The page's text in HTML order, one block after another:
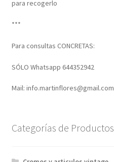
para recogerlo
***
Para consultas CONCRETAS:
SÓLO Whatsapp 644352942
Mail: info.martinflores@gmail.com
Categorías de Productos